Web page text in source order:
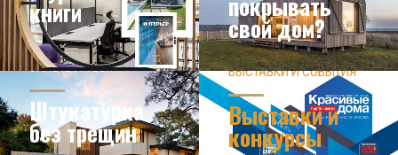
книги
НОВОСТИ ИЗ МИРА
ДИЗАЙНА
свой дом?
УЗНАТЬ БОЛЬШЕ
ЗНАЕТЕ ЛИ ВЫ?
Штукатурка
без трещин
ВЫСТАВКИ И СОБЫТИЯ
Выставки и
конкурсы